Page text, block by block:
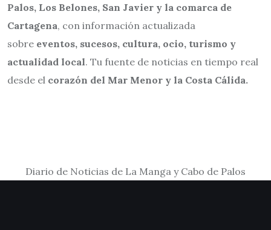
Palos, Los Belones, San Javier y la comarca de
Cartagena, con información actualizada
sobre eventos, sucesos, cultura, ocio, turismo y
actualidad local. Tu fuente de noticias en tiempo real
desde el corazón del Mar Menor y la Costa Cálida.
Diario de Noticias de La Manga y Cabo de Palos